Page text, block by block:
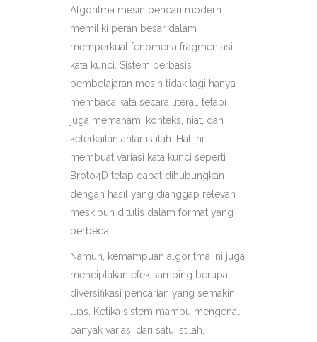
Algoritma mesin pencari modern
memiliki peran besar dalam
memperkuat fenomena fragmentasi
kata kunci. Sistem berbasis
pembelajaran mesin tidak lagi hanya
membaca kata secara literal, tetapi
juga memahami konteks, niat, dan
keterkaitan antar istilah. Hal ini
membuat variasi kata kunci seperti
Broto4D tetap dapat dihubungkan
dengan hasil yang dianggap relevan
meskipun ditulis dalam format yang
berbeda.
Namun, kemampuan algoritma ini juga
menciptakan efek samping berupa
diversifikasi pencarian yang semakin
luas. Ketika sistem mampu mengenali
banyak variasi dari satu istilah,